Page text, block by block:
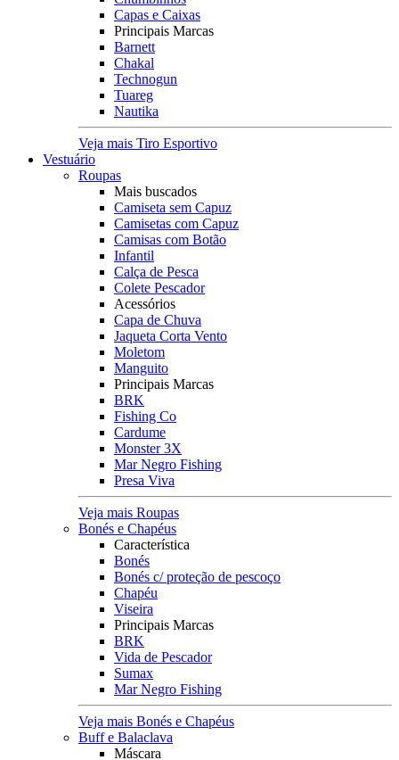
Capas e Caixas
Principais Marcas
Barnett
Chakal
Technogun
Tuareg
Nautika
Veja mais Tiro Esportivo
Vestuário
Roupas
Mais buscados
Camiseta sem Capuz
Camisetas com Capuz
Camisas com Botão
Infantil
Calça de Pesca
Colete Pescador
Acessórios
Capa de Chuva
Jaqueta Corta Vento
Moletom
Manguito
Principais Marcas
BRK
Fishing Co
Cardume
Monster 3X
Mar Negro Fishing
Presa Viva
Veja mais Roupas
Bonés e Chapéus
Característica
Bonés
Bonés c/ proteção de pescoço
Chapéu
Viseira
Principais Marcas
BRK
Vida de Pescador
Sumax
Mar Negro Fishing
Veja mais Bonés e Chapéus
Buff e Balaclava
Máscara